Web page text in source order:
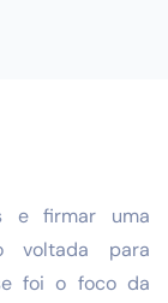
e firmar uma
voltada para
foi o foco da